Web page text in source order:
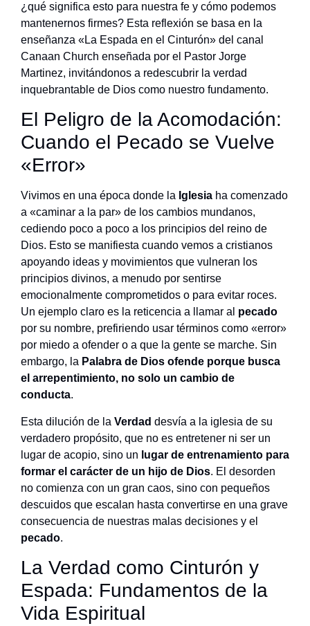
¿qué significa esto para nuestra fe y cómo podemos
mantenernos firmes? Esta reflexión se basa en la
enseñanza «La Espada en el Cinturón» del canal
Canaan Church enseñada por el Pastor Jorge
Martinez, invitándonos a redescubrir la verdad
inquebrantable de Dios como nuestro fundamento.
El Peligro de la Acomodación:
Cuando el Pecado se Vuelve
«Error»
Vivimos en una época donde la Iglesia ha comenzado
a «caminar a la par» de los cambios mundanos,
cediendo poco a poco a los principios del reino de
Dios. Esto se manifiesta cuando vemos a cristianos
apoyando ideas y movimientos que vulneran los
principios divinos, a menudo por sentirse
emocionalmente comprometidos o para evitar roces.
Un ejemplo claro es la reticencia a llamar al pecado
por su nombre, prefiriendo usar términos como «error»
por miedo a ofender o a que la gente se marche. Sin
embargo, la Palabra de Dios ofende porque busca
el arrepentimiento, no solo un cambio de
conducta.
Esta dilución de la Verdad desvía a la iglesia de su
verdadero propósito, que no es entretener ni ser un
lugar de acopio, sino un lugar de entrenamiento para
formar el carácter de un hijo de Dios. El desorden
no comienza con un gran caos, sino con pequeños
descuidos que escalan hasta convertirse en una grave
consecuencia de nuestras malas decisiones y el
pecado.
La Verdad como Cinturón y
Espada: Fundamentos de la
Vida Espiritual